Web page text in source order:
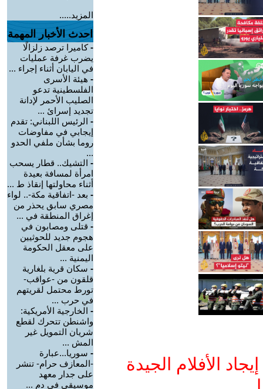
الأفلام الجيدة
المزيد.....
احدث الأخبار المهمة
-كاميرا ترصد زلزالًا
يضرب غرفة عمليات
في اليابان أثناء إجراء ...
- هيئة الأسرى
الفلسطينية تدعو
الصليب الأحمر لإدانة
تجديد إسرائ ...
- الرئيس اللبناني: تقدم
إيجابي في مفاوضات
روما بشأن ملفي الحدو
...
- التشيك.. قطار يسحب
امرأة لمسافة بعيدة
أثناء محاولتها إنقاذ ط ...
- بعد -اتفاقية مكة-.. لواء
مصري سابق يحذر من
إغراق المنطقة في ...
- قتلى ومصابون في
هجوم جديد للحوثيين
على معقل الحكومة
اليمنية ...
- سكان قرية بلغارية
قلقون من -عواقب-
تورط محتمل لقريتهم
في حرب ...
- الخارجية الأمريكية:
واشنطن تتحرك لقطع
شريان التمويل غير
المش ...
- سوريا...عبارة
-المعازف حرام- تنشر
على جدار معهد
موسيقي في دم ...